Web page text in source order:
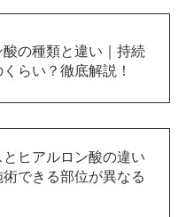
酸の種類と違い｜持続
らい？徹底解説！
ヒアルロン酸の違い
術できる部位が異なる